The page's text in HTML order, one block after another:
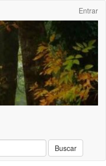
Entrar
Buscar